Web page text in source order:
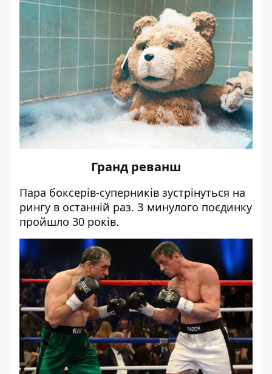
Гранд реванш
Пара боксерів-суперників зустрінуться на
рингу в останній раз. З минулого поєдинку
пройшло 30 років.